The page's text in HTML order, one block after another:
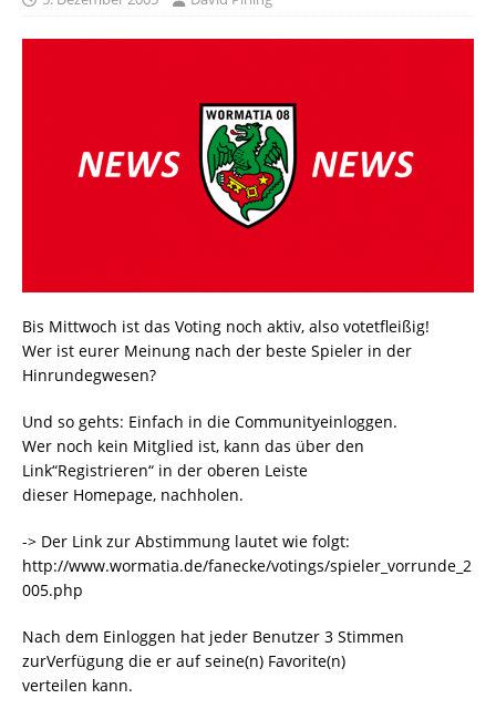
Bis Mittwoch ist das Voting noch aktiv, also votetfleißig!
Wer ist eurer Meinung nach der beste Spieler in der
Hinrundegwesen?
Und so gehts: Einfach in die Communityeinloggen.
Wer noch kein Mitglied ist, kann das über den
Link“Registrieren“ in der oberen Leiste
dieser Homepage, nachholen.
-> Der Link zur Abstimmung lautet wie folgt:
http://www.wormatia.de/fanecke/votings/spieler_vorrunde_2
005.php
Nach dem Einloggen hat jeder Benutzer 3 Stimmen
zurVerfügung die er auf seine(n) Favorite(n)
verteilen kann.